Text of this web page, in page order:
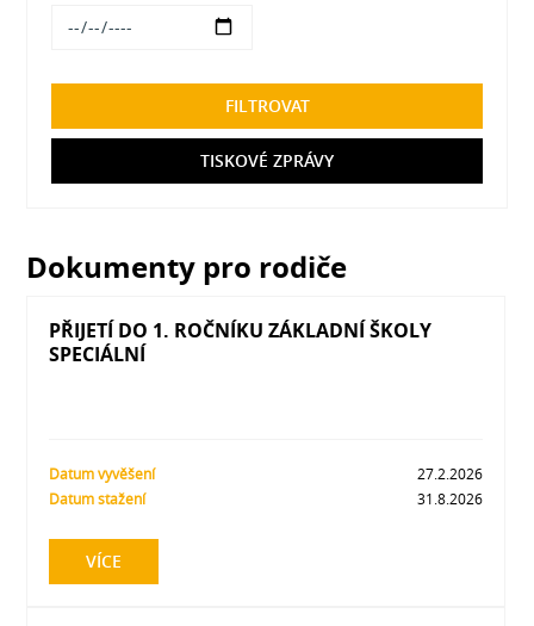
FILTROVAT
TISKOVÉ ZPRÁVY
Dokumenty pro rodiče
PŘIJETÍ DO 1. ROČNÍKU ZÁKLADNÍ ŠKOLY
SPECIÁLNÍ
Datum vyvěšení
27.2.2026
Datum stažení
31.8.2026
VÍCE